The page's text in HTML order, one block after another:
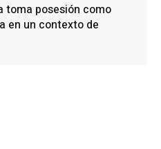
toma posesión como
en un contexto de